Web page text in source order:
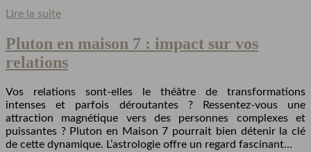
Lire la suite
Pluton en maison 7 : impact sur vos
relations
Vos relations sont-elles le théâtre de transformations
intenses et parfois déroutantes ? Ressentez-vous une
attraction magnétique vers des personnes complexes et
puissantes ? Pluton en Maison 7 pourrait bien détenir la clé
de cette dynamique. L’astrologie offre un regard fascinant…